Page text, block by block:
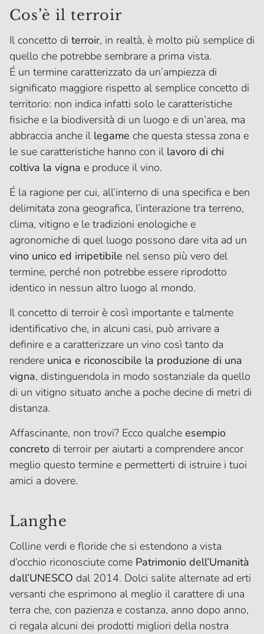
Cos’è il terroir
Il concetto di terroir, in realtà, è molto più semplice di
quello che potrebbe sembrare a prima vista.
É un termine caratterizzato da un’ampiezza di
significato maggiore rispetto al semplice concetto di
territorio: non indica infatti solo le caratteristiche
fisiche e la biodiversità di un luogo e di un’area, ma
abbraccia anche il legame che questa stessa zona e
le sue caratteristiche hanno con il lavoro di chi
coltiva la vigna e produce il vino.
É la ragione per cui, all’interno di una specifica e ben
delimitata zona geografica, l’interazione tra terreno,
clima, vitigno e le tradizioni enologiche e
agronomiche di quel luogo possono dare vita ad un
vino unico ed irripetibile nel senso più vero del
termine, perché non potrebbe essere riprodotto
identico in nessun altro luogo al mondo.
Il concetto di terroir è così importante e talmente
identificativo che, in alcuni casi, può arrivare a
definire e a caratterizzare un vino così tanto da
rendere unica e riconoscibile la produzione di una
vigna, distinguendola in modo sostanziale da quello
di un vitigno situato anche a poche decine di metri di
distanza.
Affascinante, non trovi? Ecco qualche esempio
concreto di terroir per aiutarti a comprendere ancor
meglio questo termine e permetterti di istruire i tuoi
amici a dovere.
Langhe
Colline verdi e floride che si estendono a vista
d’occhio riconosciute come Patrimonio dell’Umanità
dall’UNESCO dal 2014. Dolci salite alternate ad erti
versanti che esprimono al meglio il carattere di una
terra che, con pazienza e costanza, anno dopo anno,
ci regala alcuni dei prodotti migliori della nostra